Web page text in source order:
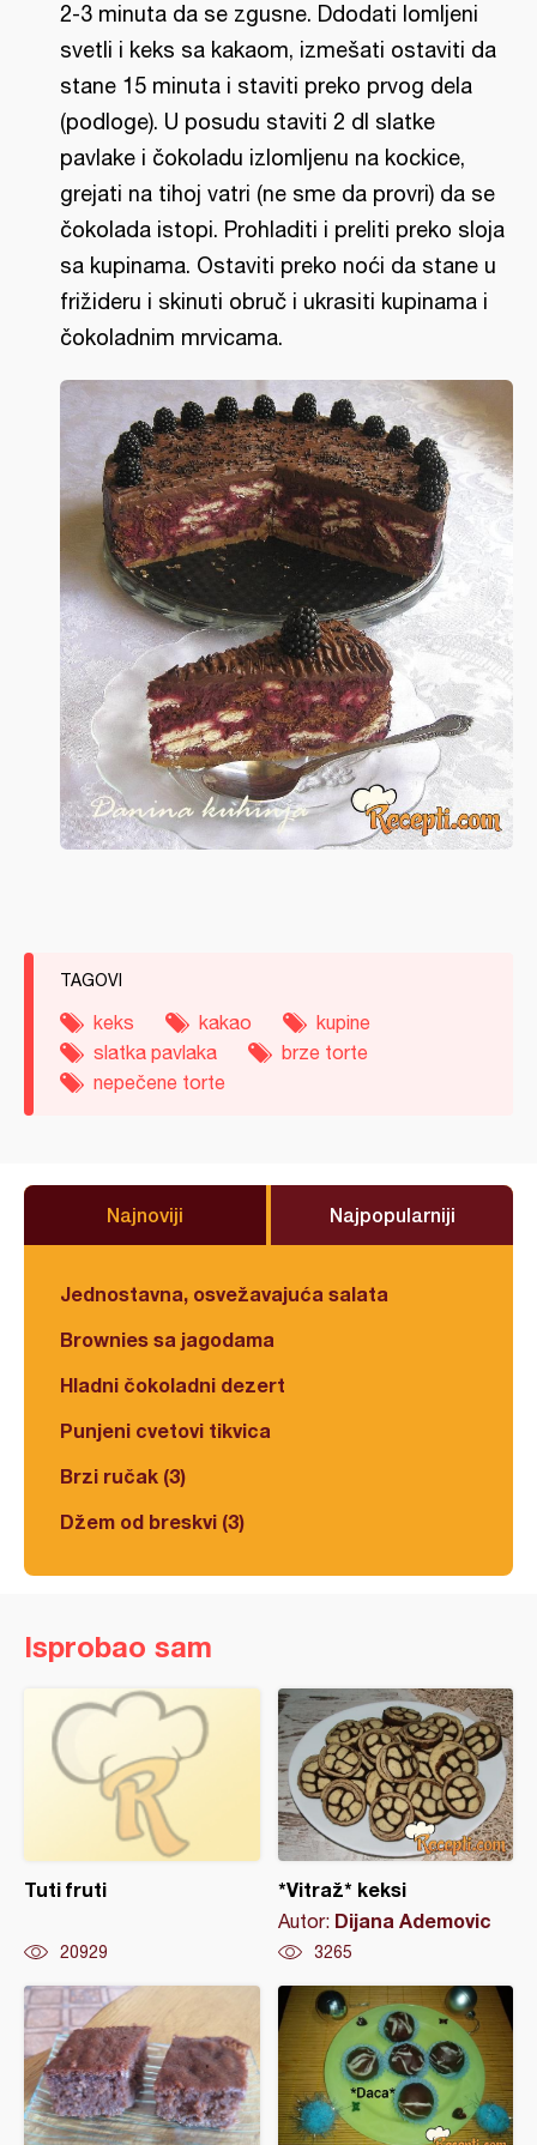
2-3 minuta da se zgusne. Ddodati lomljeni
svetli i keks sa kakaom, izmešati ostaviti da
stane 15 minuta i staviti preko prvog dela
(podloge). U posudu staviti 2 dl slatke
pavlake i čokoladu izlomljenu na kockice,
grejati na tihoj vatri (ne sme da provri) da se
čokolada istopi. Prohladiti i preliti preko sloja
sa kupinama. Ostaviti preko noći da stane u
frižideru i skinuti obruč i ukrasiti kupinama i
čokoladnim mrvicama.
TAGOVI
keks kakao
kupine
slatka pavlaka
brze torte
nepečene torte
Najnoviji Najpopularniji
Jednostavna, osvežavajuća salata
Brownies sa jagodama
Hladni čokoladni dezert
Punjeni cvetovi tikvica
Brzi ručak (3)
Džem od breskvi (3)
Isprobao sam
Tuti fruti
20929
*Vitraž* keksi
Autor: Dijana Ademovic
3265